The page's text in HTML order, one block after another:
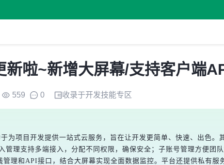
新啦~新增大屏幕/支持客户端
559 0 收录于开发技能专区
于为项目开发提供一站式云服务，旨在让开发更简单、快速、出色
管理支持多端接入，分配不同权限，确保安全；子账号管理方便团
理和API接口，结合大屏幕实现全面数据监控。平台还提供私有